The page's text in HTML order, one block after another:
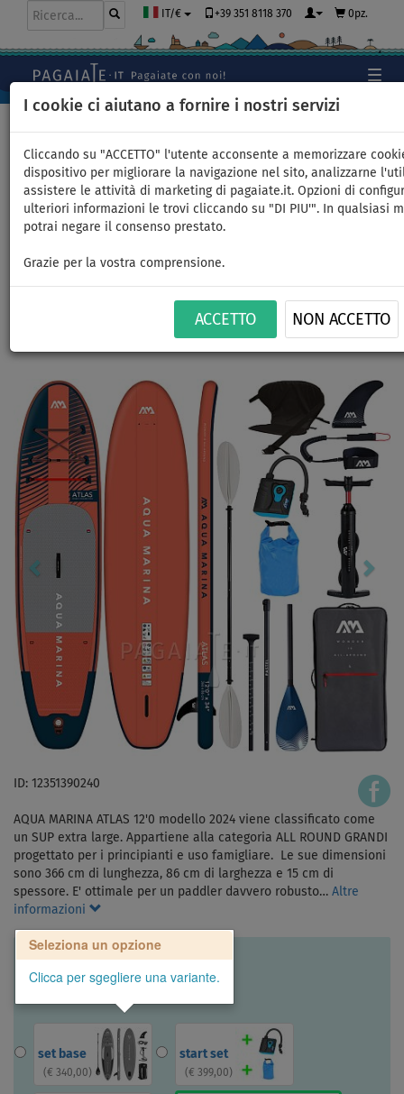
I cookie ci aiutano a fornire i nostri servizi
Cliccando su "ACCETTO" l'utente acconsente a memorizzare
dispositivo per migliorare la navigazione nel sito, analizzarne
assistere le attività di marketing di pagaiate.it. Opzioni di
ulteriori informazioni le trovi cliccando su "DI PIU'". In qualsiasi
potrai negare il consenso prestato.
Grazie per la vostra comprensione.
ACCETTO NON ACCETTO
IT/€ +39 351 8118 370 0pz.
SUP AQUA MARINA ATLAS 12'0
- SUP gonfiabile - opzione:
super set
CONSEGNA
ID: 12351390240
AQUA MARINA ATLAS 12'0 modello 2024 viene classificato come
un SUP extra large. Appartiene alla categoria ALL ROUND GRANDI
progettato per i principianti e uso famigliare. Le sue dimensioni
sono 366 cm di lunghezza, 86 cm di larghezza e 15 cm di
spessore. E' ottimale per un paddler davvero robusto… Altre
informazioni
Seleziona un opzione
Clicca per sgegliere una variante.
set base
( € 340,00)
start set
(€ 399,00)